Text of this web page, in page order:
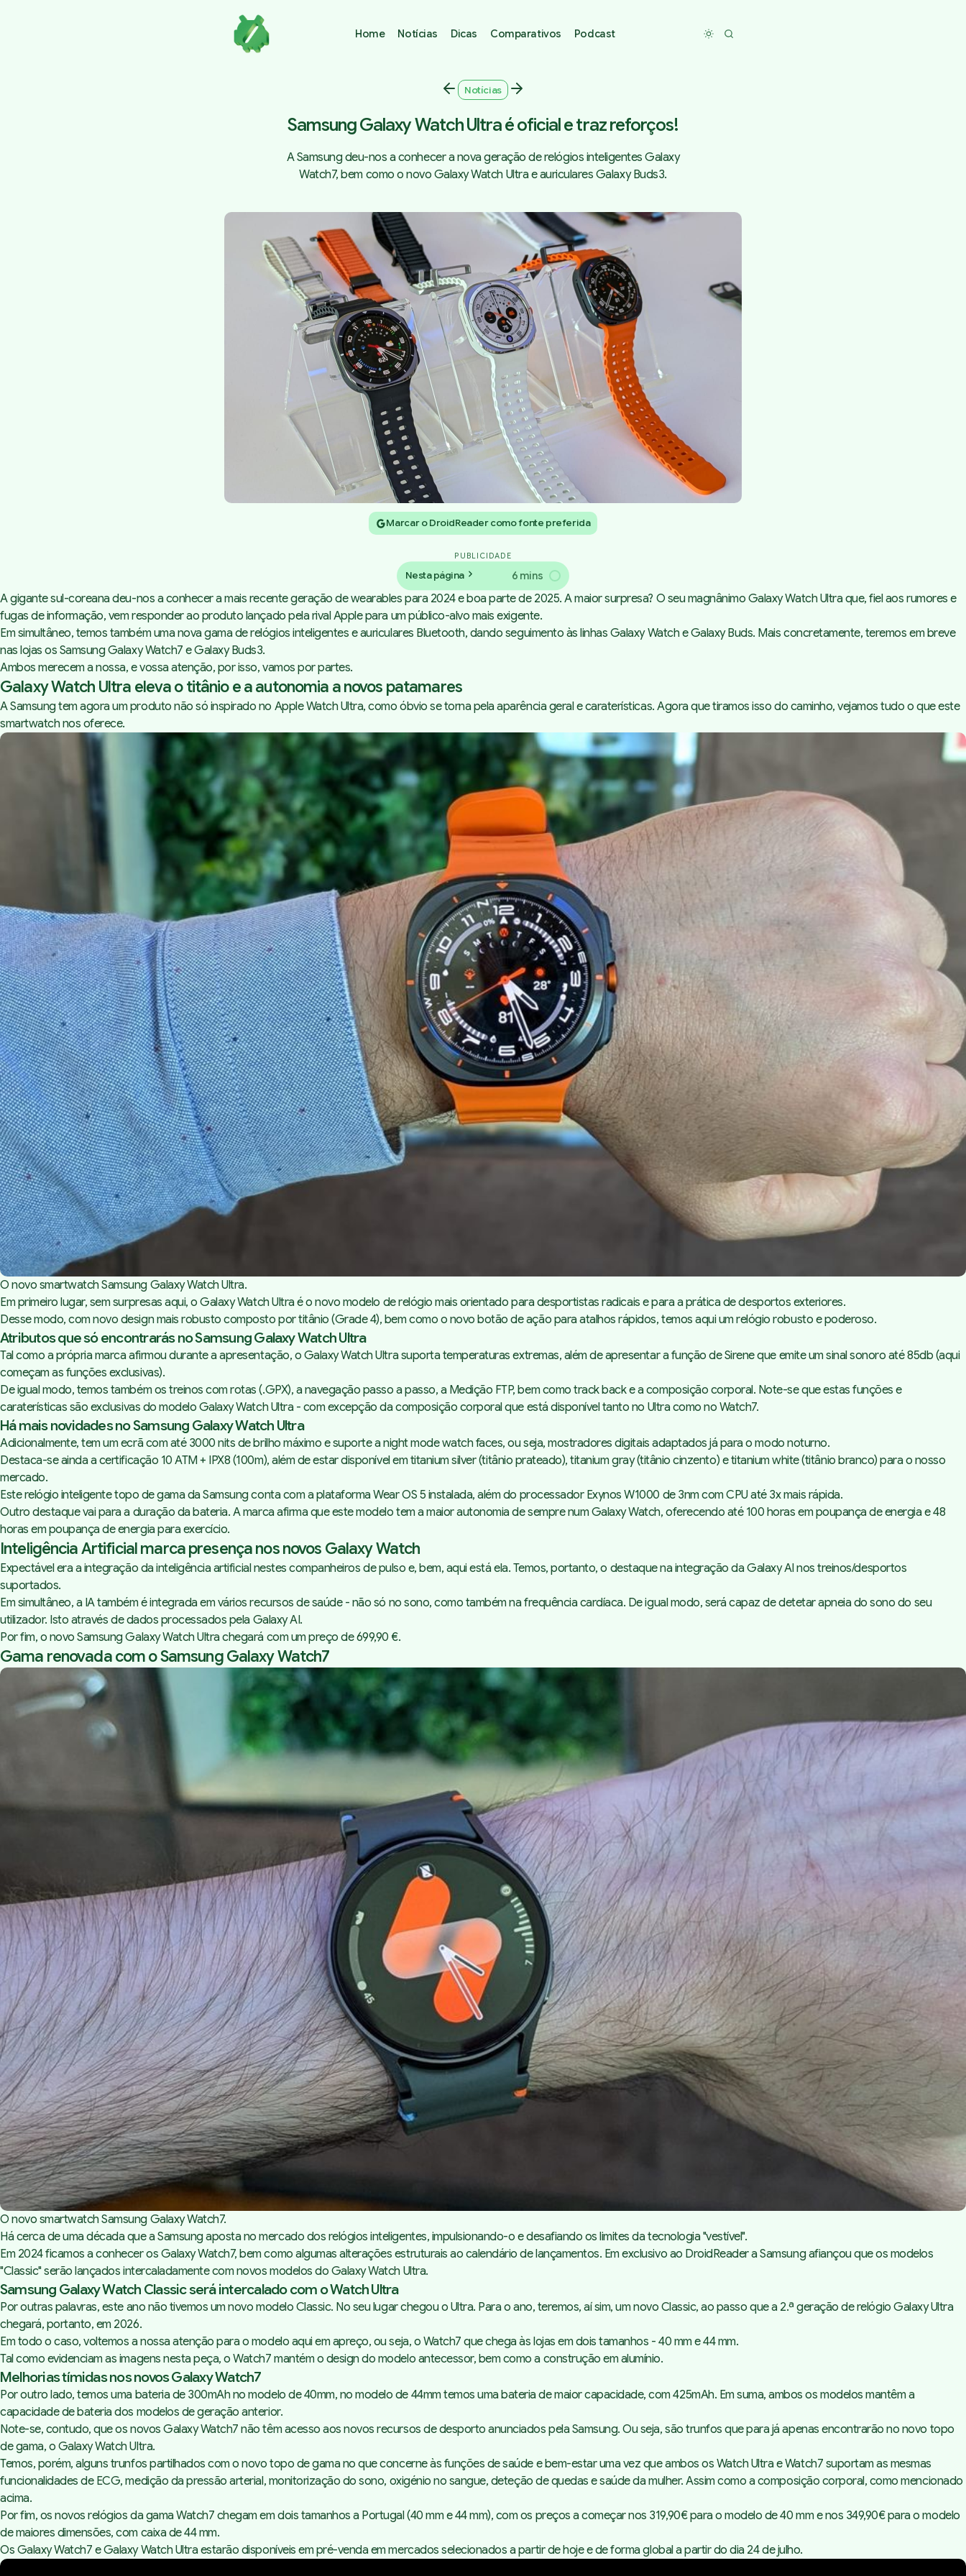
Home Notícias Dicas Comparativos Podcast Toggle dark mode
Notícias
Samsung Galaxy Watch Ultra é oficial e traz reforços!
A Samsung deu-nos a conhecer a nova geração de relógios inteligentes Galaxy
Watch7, bem como o novo Galaxy Watch Ultra e auriculares Galaxy Buds3.
Marcar o DroidReader como fonte preferida
PUBLICIDADE
Nesta página 6 mins
Atributos que só encontrarás
no Samsung Galaxy Watch
Ultra
Há mais novidades no
Samsung Galaxy Watch Ultra
Samsung Galaxy Watch
Classic será intercalado com
o Watch Ultra
Melhorias tímidas nos novos
Galaxy Watch7
A gigante sul-coreana deu-nos a conhecer a mais recente geração de wearables para 2024 e boa parte de 2025. A maior surpresa? O seu magnânimo Galaxy Watch Ultra que, fiel aos rumores e
fugas de informação, vem responder ao produto lançado pela rival Apple para um público-alvo mais exigente.
Em simultâneo, temos também uma nova gama de relógios inteligentes e auriculares Bluetooth, dando seguimento às linhas Galaxy Watch e Galaxy Buds. Mais concretamente, teremos em breve
nas lojas os Samsung Galaxy Watch7 e Galaxy Buds3.
Ambos merecem a nossa, e vossa atenção, por isso, vamos por partes.
Galaxy Watch Ultra eleva o titânio e a autonomia a novos patamares
A Samsung tem agora um produto não só inspirado no Apple Watch Ultra, como óbvio se torna pela aparência geral e caraterísticas. Agora que tiramos isso do caminho, vejamos tudo o que este
smartwatch nos oferece.
O novo smartwatch Samsung Galaxy Watch Ultra.
Em primeiro lugar, sem surpresas aqui, o Galaxy Watch Ultra é o novo modelo de relógio mais orientado para desportistas radicais e para a prática de desportos exteriores.
Desse modo, com novo design mais robusto composto por titânio (Grade 4), bem como o novo botão de ação para atalhos rápidos, temos aqui um relógio robusto e poderoso.
Atributos que só encontrarás no Samsung Galaxy Watch Ultra
Tal como a própria marca afirmou durante a apresentação, o Galaxy Watch Ultra suporta temperaturas extremas, além de apresentar a função de Sirene que emite um sinal sonoro até 85db (aqui
começam as funções exclusivas).
De igual modo, temos também os treinos com rotas (.GPX), a navegação passo a passo, a Medição FTP, bem como track back e a composição corporal. Note-se que estas funções e
caraterísticas são exclusivas do modelo Galaxy Watch Ultra - com excepção da composição corporal que está disponível tanto no Ultra como no Watch7.
Há mais novidades no Samsung Galaxy Watch Ultra
Adicionalmente, tem um ecrã com até 3000 nits de brilho máximo e suporte a night mode watch faces, ou seja, mostradores digitais adaptados já para o modo noturno.
Destaca-se ainda a certificação 10 ATM + IPX8 (100m), além de estar disponível emtitanium silver(titânio prateado),titanium gray(titânio cinzento) etitanium white(titânio branco) para o nosso
mercado.
Este relógio inteligente topo de gama da Samsung conta com a plataforma Wear OS 5 instalada, além do processador Exynos W1000 de 3nm com CPU até 3x mais rápida.
Outro destaque vai para a duração da bateria. A marca afirma que este modelo tem a maior autonomia de sempre num Galaxy Watch, oferecendo até 100 horas em poupança de energia e 48
horas em poupança de energia para exercício.
Inteligência Artificial marca presença nos novos Galaxy Watch
Expectável era a integração da inteligência artificial nestes companheiros de pulso e, bem, aqui está ela. Temos, portanto, o destaque na integração da Galaxy AI nos treinos/desportos
suportados.
Em simultâneo, a IA também é integrada em vários recursos de saúde - não só no sono, como também na frequência cardíaca. De igual modo, será capaz de detetar apneia do sono do seu
utilizador. Isto através de dados processados pela Galaxy AI.
Por fim, o novo Samsung Galaxy Watch Ultra chegará com um preço de 699,90 €.
Gama renovada com o Samsung Galaxy Watch7
O novo smartwatch Samsung Galaxy Watch7.
Há cerca de uma década que a Samsung aposta no mercado dos relógios inteligentes, impulsionando-o e desafiando os limites da tecnologia "vestível".
Em 2024 ficamos a conhecer os Galaxy Watch7, bem como algumas alterações estruturais ao calendário de lançamentos. Em exclusivo ao DroidReader a Samsung afiançou que os modelos
"Classic" serão lançados intercaladamente com novos modelos do Galaxy Watch Ultra.
Samsung Galaxy Watch Classic será intercalado com o Watch Ultra
Por outras palavras, este ano não tivemos um novo modelo Classic. No seu lugar chegou o Ultra. Para o ano, teremos, aí sim, um novo Classic, ao passo que a 2.ª geração de relógio Galaxy Ultra
chegará, portanto, em 2026.
Em todo o caso, voltemos a nossa atenção para o modelo aqui em apreço, ou seja, o Watch7 que chega às lojas em dois tamanhos - 40 mm e 44 mm.
Tal como evidenciam as imagens nesta peça, o Watch7 mantém o design do modelo antecessor, bem como a construção em alumínio.
Melhorias tímidas nos novos Galaxy Watch7
Por outro lado, temos uma bateria de 300mAh no modelo de 40mm, no modelo de 44mm temos uma bateria de maior capacidade, com 425mAh. Em suma, ambos os modelos mantêm a
capacidade de bateria dos modelos de geração anterior.
Note-se, contudo, que os novos Galaxy Watch7 não têm acesso aos novos recursos de desporto anunciados pela Samsung. Ou seja, são trunfos que para já apenas encontrarão no novo topo
de gama, o Galaxy Watch Ultra.
Temos, porém, alguns trunfos partilhados com o novo topo de gama no que concerne às funções de saúde e bem-estar uma vez que ambos os Watch Ultra e Watch7 suportam as mesmas
funcionalidades de ECG, medição da pressão arterial, monitorização do sono, oxigénio no sangue, deteção de quedas e saúde da mulher. Assim como a composição corporal, como mencionado
acima.
Por fim, os novos relógios da gama Watch7 chegam em dois tamanhos a Portugal (40 mm e 44 mm), com os preços a começar nos 319,90€ para o modelo de 40 mm e nos 349,90€ para o modelo
de maiores dimensões, com caixa de 44 mm.
Os Galaxy Watch7 e Galaxy Watch Ultra estarão disponíveis em pré-venda em mercados selecionados a partir de hoje e de forma global a partir do dia 24 de julho.